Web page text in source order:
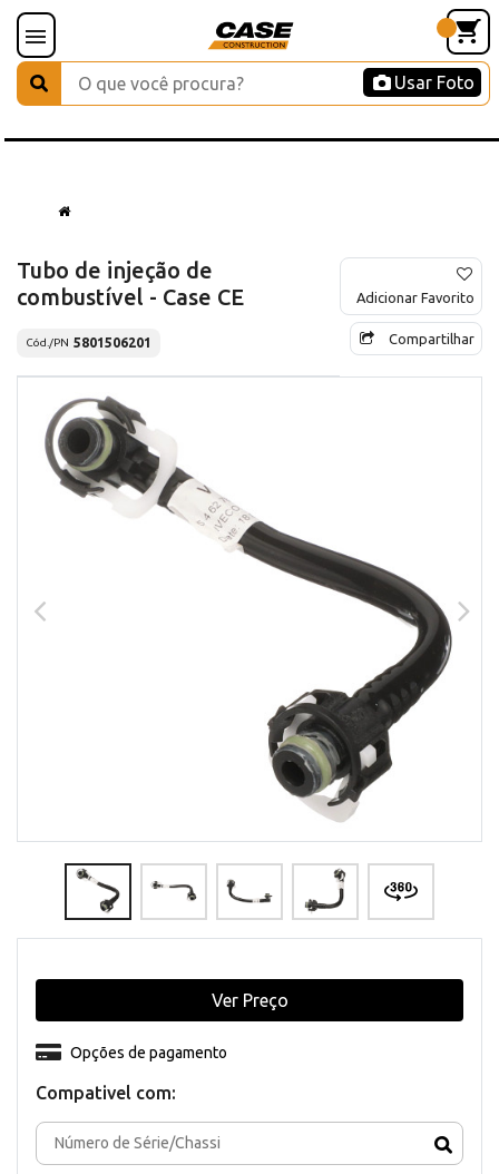
Usar Foto
Tubo de injeção de
combustível - Case CE
Cód./PN 5801506201
Adicionar Favorito
Compartilhar
Compativel com:
Opções de pagamento
Ver Preço